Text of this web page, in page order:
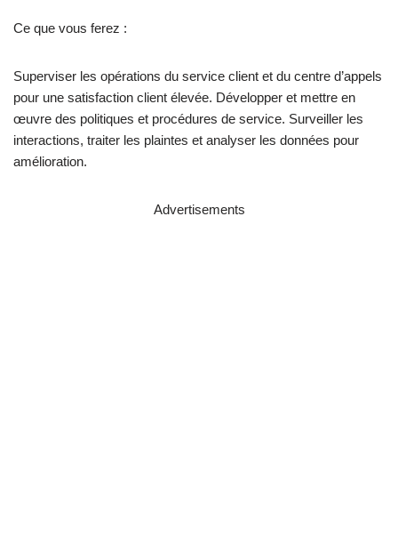
Ce que vous ferez :
Superviser les opérations du service client et du centre d’appels
pour une satisfaction client élevée. Développer et mettre en
œuvre des politiques et procédures de service. Surveiller les
interactions, traiter les plaintes et analyser les données pour
amélioration.
Advertisements